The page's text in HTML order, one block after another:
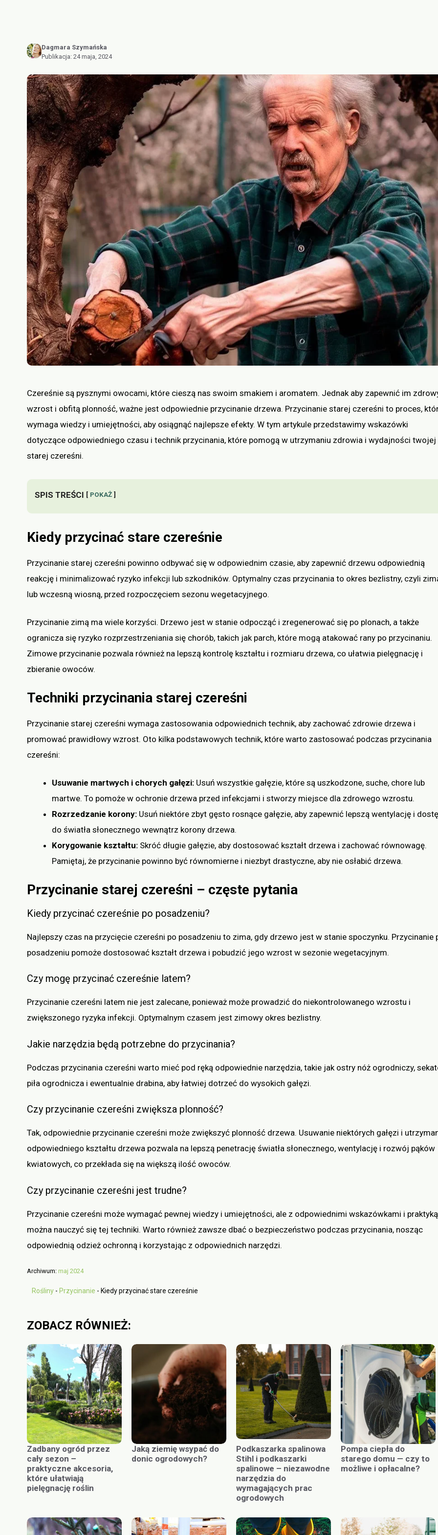
Dagmara Szymańska
Publikacja: 24 maja, 2024
Czereśnie są pysznymi owocami, które cieszą nas swoim smakiem i aromatem. Jednak aby zapewnić im
wzrost i obfitą plonność, ważne jest odpowiednie przycinanie drzewa. Przycinanie starej czereśni to proces,
wymaga wiedzy i umiejętności, aby osiągnąć najlepsze efekty. W tym artykule przedstawimy wskazówki
dotyczące odpowiedniego czasu i technik przycinania, które pomogą w utrzymaniu zdrowia i wydajności twojej
starej czereśni.
SPIS TREŚCI POKAŻ
Kiedy przycinać stare czereśnie
Przycinanie starej czereśni powinno odbywać się w odpowiednim czasie, aby zapewnić drzewu odpowiednią
reakcję i minimalizować ryzyko infekcji lub szkodników. Optymalny czas przycinania to okres bezlistny, czyli
lub wczesną wiosną, przed rozpoczęciem sezonu wegetacyjnego.
Przycinanie zimą ma wiele korzyści. Drzewo jest w stanie odpocząć i zregenerować się po plonach, a także
ogranicza się ryzyko rozprzestrzeniania się chorób, takich jak parch, które mogą atakować rany po przycinaniu.
Zimowe przycinanie pozwala również na lepszą kontrolę kształtu i rozmiaru drzewa, co ułatwia pielęgnację i
zbieranie owoców.
Techniki przycinania starej czereśni
Przycinanie starej czereśni wymaga zastosowania odpowiednich technik, aby zachować zdrowie drzewa i
promować prawidłowy wzrost. Oto kilka podstawowych technik, które warto zastosować podczas przycinania
czereśni:
Usuwanie martwych i chorych gałęzi: Usuń wszystkie gałęzie, które są uszkodzone, suche, chore lub
martwe. To pomoże w ochronie drzewa przed infekcjami i stworzy miejsce dla zdrowego wzrostu.
Rozrzedzanie korony: Usuń niektóre zbyt gęsto rosnące gałęzie, aby zapewnić lepszą wentylację i
do światła słonecznego wewnątrz korony drzewa.
Korygowanie kształtu: Skróć długie gałęzie, aby dostosować kształt drzewa i zachować równowagę.
Pamiętaj, że przycinanie powinno być równomierne i niezbyt drastyczne, aby nie osłabić drzewa.
Przycinanie starej czereśni – częste pytania
Kiedy przycinać czereśnie po posadzeniu?
Najlepszy czas na przycięcie czereśni po posadzeniu to zima, gdy drzewo jest w stanie spoczynku. Przycinanie
posadzeniu pomoże dostosować kształt drzewa i pobudzić jego wzrost w sezonie wegetacyjnym.
Czy mogę przycinać czereśnie latem?
Przycinanie czereśni latem nie jest zalecane, ponieważ może prowadzić do niekontrolowanego wzrostu i
zwiększonego ryzyka infekcji. Optymalnym czasem jest zimowy okres bezlistny.
Jakie narzędzia będą potrzebne do przycinania?
Podczas przycinania czereśni warto mieć pod ręką odpowiednie narzędzia, takie jak ostry nóż ogrodniczy,
piła ogrodnicza i ewentualnie drabina, aby łatwiej dotrzeć do wysokich gałęzi.
Czy przycinanie czereśni zwiększa plonność?
Tak, odpowiednie przycinanie czereśni może zwiększyć plonność drzewa. Usuwanie niektórych gałęzi i
odpowiedniego kształtu drzewa pozwala na lepszą penetrację światła słonecznego, wentylację i rozwój pąków
kwiatowych, co przekłada się na większą ilość owoców.
Czy przycinanie czereśni jest trudne?
Przycinanie czereśni może wymagać pewnej wiedzy i umiejętności, ale z odpowiednimi wskazówkami i praktyką
można nauczyć się tej techniki. Warto również zawsze dbać o bezpieczeństwo podczas przycinania, nosząc
odpowiednią odzież ochronną i korzystając z odpowiednich narzędzi.
Archiwum: maj 2024
Rośliny - Przycinanie - Kiedy przycinać stare czereśnie
ZOBACZ RÓWNIEŻ:
Zadbany ogród przez
cały sezon –
praktyczne akcesoria,
które ułatwiają
pielęgnację roślin
Jaką ziemię wsypać do
donic ogrodowych?
Podkaszarka spalinowa
Stihl i podkaszarki
spalinowe – niezawodne
narzędzia do
wymagających prac
ogrodowych
Pompa ciepła do
starego domu — czy to
możliwe i opłacalne?